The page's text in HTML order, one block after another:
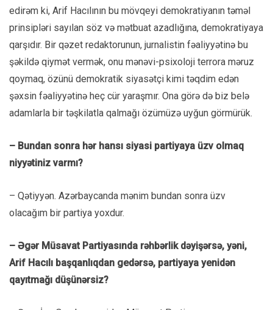
edirəm ki, Arif Hacılının bu mövqeyi demokratiyanın təməl
prinsipləri sayılan söz və mətbuat azadlığına, demokratiyaya
qarşıdır. Bir qəzet redaktorunun, jurnalistin fəaliyyətinə bu
şəkildə qiymət vermək, onu mənəvi-psixoloji terrora məruz
qoymaq, özünü demokratik siyasətçi kimi təqdim edən
şəxsin fəaliyyətinə heç cür yaraşmır. Ona görə də biz belə
adamlarla bir təşkilatla qalmağı özümüzə uyğun görmürük.
– Bundan sonra hər hansı siyasi partiyaya üzv olmaq
niyyətiniz varmı?
– Qətiyyən. Azərbaycanda mənim bundan sonra üzv
olacağım bir partiya yoxdur.
– Əgər Müsavat Partiyasında rəhbərlik dəyişərsə, yəni,
Arif Hacılı başqanlıqdan gedərsə, partiyaya yenidən
qayıtmağı düşünərsiz?